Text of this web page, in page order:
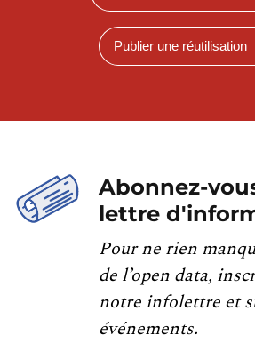
Publier une réutilisation
Abonnez-
lettre
Pour ne rien
de l’open data,
notre infolettre et
événements.